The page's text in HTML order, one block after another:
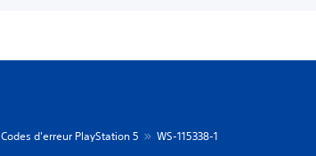
Codes d'erreur PlayStation 5 WS-115338-1